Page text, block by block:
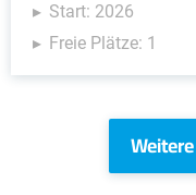
Start: 2026
Freie Plätze: 1